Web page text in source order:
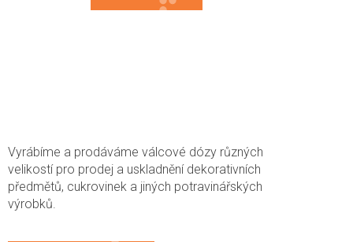
Vyrábíme a prodáváme válcové dózy různých
velikostí pro prodej a uskladnění dekorativních
předmětů, cukrovinek a jiných potravinářských
výrobků.